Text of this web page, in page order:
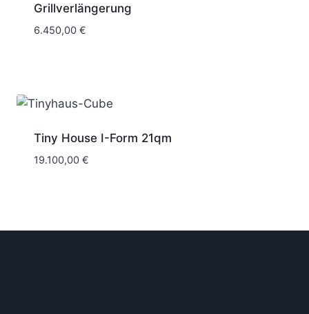
Grillverlängerung
6.450,00 €
Tiny House I-Form 21qm
19.100,00 €